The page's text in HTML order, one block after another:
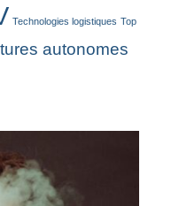
Technologies logistiques Top
autonomes